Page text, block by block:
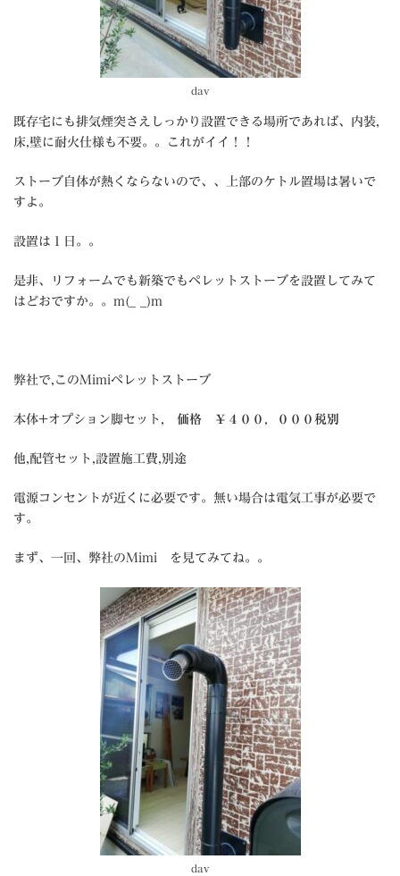
dav
既存宅にも排気煙突さえしっかり設置できる場所であれば、内装,
床,壁に耐火仕様も不要。。これがイイ！！
ストーブ自体が熱くならないので、、上部のケトル置場は暑いで
すよ。
設置は１日。。
是非、リフォームでも新築でもペレットストーブを設置してみて
はどおですか。。m(_ _)m
弊社で,このMimiペレットストーブ
本体+オプション脚セット, 価格 ￥４００，０００税別
他,配管セット,設置施工費,別途
電源コンセントが近くに必要です。無い場合は電気工事が必要で
す。
まず、一回、弊社のMimi を見てみてね。。
dav